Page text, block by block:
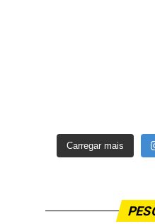
Carregar mais